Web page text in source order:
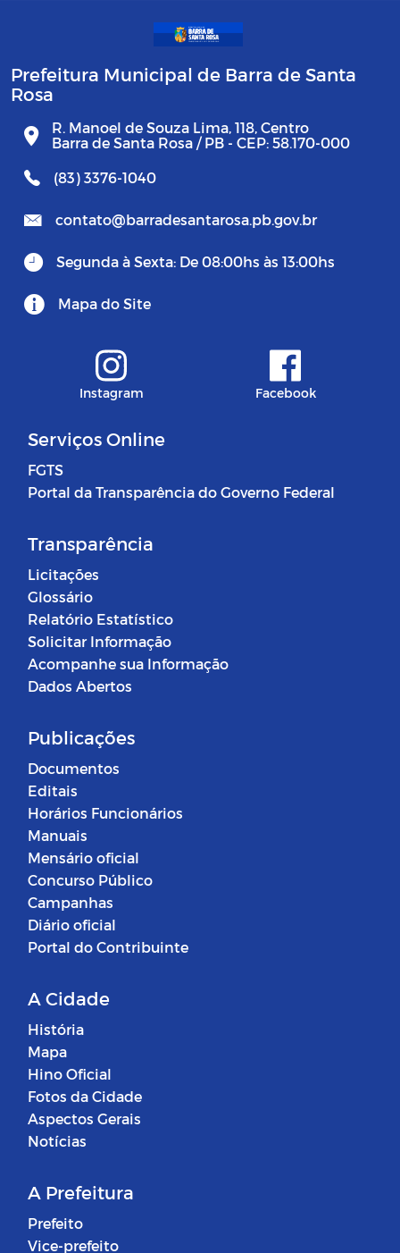
Prefeitura Municipal de Barra de Santa
Rosa
R. Manoel de Souza Lima, 118, Centro
Barra de Santa Rosa / PB - CEP: 58.170-000
(83) 3376-1040
contato@barradesantarosa.pb.gov.br
Segunda à Sexta: De 08:00hs às 13:00hs
Mapa do Site
Instagram Facebook
Serviços Online
FGTS
Portal da Transparência do Governo Federal
Transparência
Licitações
Glossário
Relatório Estatístico
Solicitar Informação
Acompanhe sua Informação
Dados Abertos
Publicações
Documentos
Editais
Horários Funcionários
Manuais
Mensário oficial
Concurso Público
Campanhas
Diário oficial
Portal do Contribuinte
A Cidade
História
Mapa
Hino Oficial
Fotos da Cidade
Aspectos Gerais
Notícias
A Prefeitura
Prefeito
Vice-prefeito